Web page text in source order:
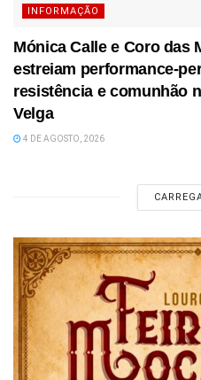
INFORMAÇÃO
Mónica Calle e Coro das
estreiam performance-
resistência e comunhão
Velga
4 DE AGOSTO, 2026